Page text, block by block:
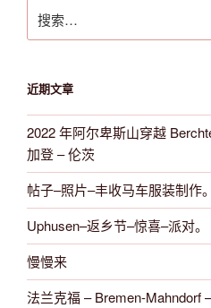
索：
近期文章
2022 年阿尔卑斯山穿越
加登 – 伦茨
帖子–照片–丰收马车服装制作。
Uphusen–返乡节–惊喜–派对。
慢慢来
法兰克福 – Bremen-Mahndorf